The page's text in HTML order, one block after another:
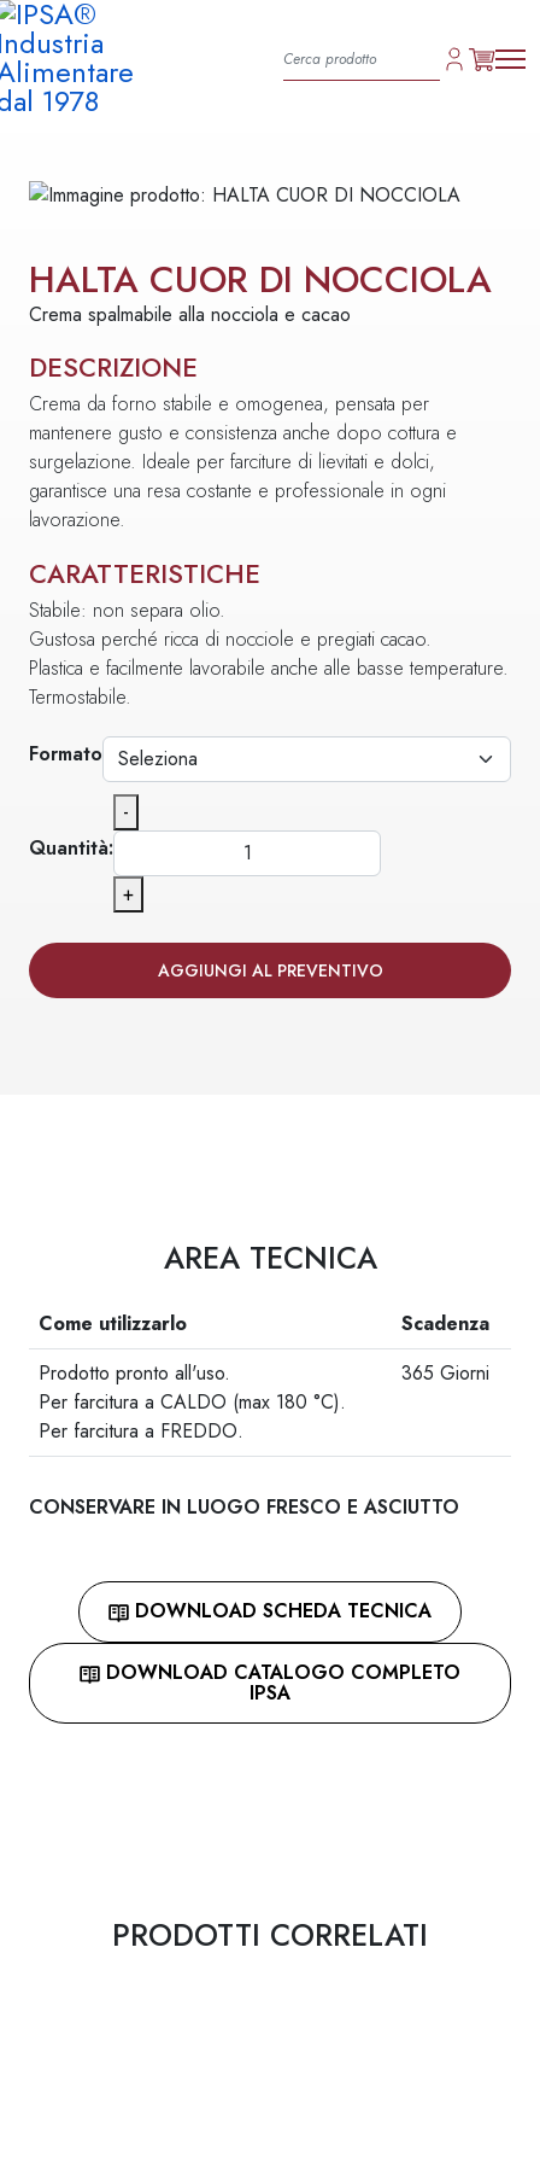
HALTA CUOR DI NOCCIOLA
Crema spalmabile alla nocciola e cacao
DESCRIZIONE
Crema da forno stabile e omogenea, pensata per
mantenere gusto e consistenza anche dopo cottura e
surgelazione. Ideale per farciture di lievitati e dolci,
garantisce una resa costante e professionale in ogni
lavorazione.
CARATTERISTICHE
Stabile: non separa olio.
Gustosa perché ricca di nocciole e pregiati cacao.
Plastica e facilmente lavorabile anche alle basse temperature.
Termostabile.
Formato
Quantità:
-
+
AGGIUNGI AL PREVENTIVO
AREA TECNICA
Come utilizzarlo
Scadenza
Prodotto pronto all'uso.
Per farcitura a CALDO (max 180 °C).
Per farcitura a FREDDO.
365 Giorni
CONSERVARE IN LUOGO FRESCO E ASCIUTTO
DOWNLOAD SCHEDA TECNICA
DOWNLOAD CATALOGO COMPLETO
IPSA
PRODOTTI CORRELATI